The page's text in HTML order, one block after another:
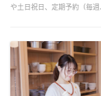
や土日祝日、定期予約（毎